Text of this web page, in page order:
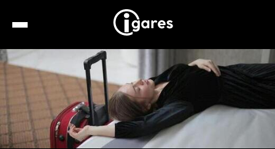
Location de voiture
Hôtels
Taxis